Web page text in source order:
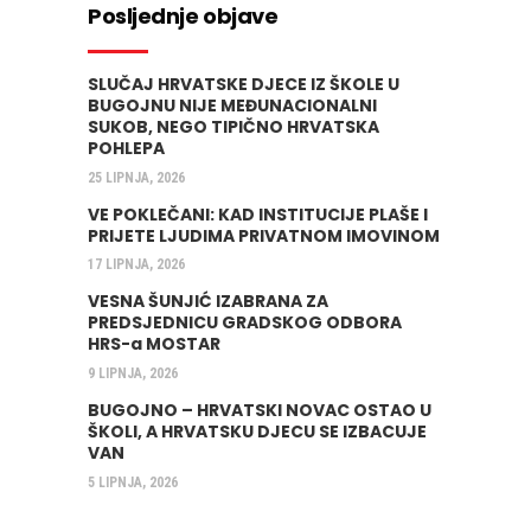
Posljednje objave
SLUČAJ HRVATSKE DJECE IZ ŠKOLE U
BUGOJNU NIJE MEĐUNACIONALNI
SUKOB, NEGO TIPIČNO HRVATSKA
POHLEPA
25 LIPNJA, 2026
VE POKLEČANI: KAD INSTITUCIJE PLAŠE I
PRIJETE LJUDIMA PRIVATNOM IMOVINOM
17 LIPNJA, 2026
VESNA ŠUNJIĆ IZABRANA ZA
PREDSJEDNICU GRADSKOG ODBORA
HRS-a MOSTAR
9 LIPNJA, 2026
BUGOJNO – HRVATSKI NOVAC OSTAO U
ŠKOLI, A HRVATSKU DJECU SE IZBACUJE
VAN
5 LIPNJA, 2026